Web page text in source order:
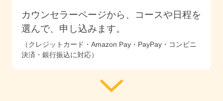
カウンセラーページから、コースや日程を
選んで、申し込みます。
（クレジットカード・Amazon Pay・PayPay・コンビニ
決済・銀行振込に対応）